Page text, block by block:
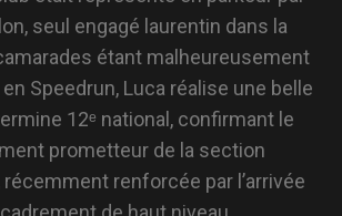
étant malheureusement
Speedrun, Luca réalise une belle
12ᵉ national, confirmant le
prometteur de la section
récemment renforcée par l’arrivée
de haut niveau.